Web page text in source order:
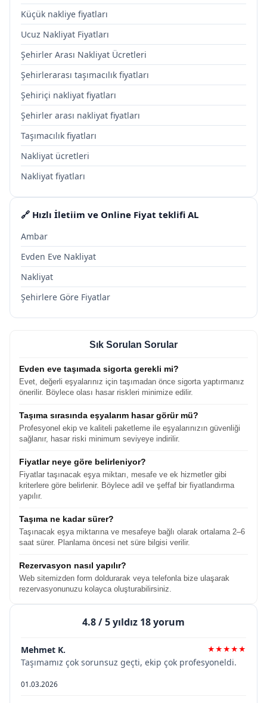
Küçük nakliye fiyatları
Ucuz Nakliyat Fiyatları
Şehirler Arası Nakliyat Ücretleri
Şehirlerarası taşımacılık fiyatları
Şehiriçi nakliyat fiyatları
Şehirler arası nakliyat fiyatları
Taşımacılık fiyatları
Nakliyat ücretleri
Nakliyat fiyatları
🔗 Hızlı İletiim ve Online Fiyat teklifi AL
Ambar
Evden Eve Nakliyat
Nakliyat
Şehirlere Göre Fiyatlar
Sık Sorulan Sorular
Evden eve taşımada sigorta gerekli mi?
Evet, değerli eşyalarınız için taşımadan önce sigorta yaptırmanız
önerilir. Böylece olası hasar riskleri minimize edilir.
Taşıma sırasında eşyalarım hasar görür mü?
Profesyonel ekip ve kaliteli paketleme ile eşyalarınızın güvenliği
sağlanır, hasar riski minimum seviyeye indirilir.
Fiyatlar neye göre belirleniyor?
Fiyatlar taşınacak eşya miktarı, mesafe ve ek hizmetler gibi
kriterlere göre belirlenir. Böylece adil ve şeffaf bir fiyatlandırma
yapılır.
Taşıma ne kadar sürer?
Taşınacak eşya miktarına ve mesafeye bağlı olarak ortalama 2–6
saat sürer. Planlama öncesi net süre bilgisi verilir.
Rezervasyon nasıl yapılır?
Web sitemizden form doldurarak veya telefonla bize ulaşarak
rezervasyonunuzu kolayca oluşturabilirsiniz.
4.8/ 5 yıldız 18 yorum
Mehmet K. ★★★★★
Taşımamız çok sorunsuz geçti, ekip çok profesyoneldi.
01.03.2026